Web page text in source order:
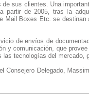
sus clientes. Una
partir de 2005, tras la
Boxes Etc. se
de envíos de
y comunicación, que
tecnologías del mercado,
Delegado,